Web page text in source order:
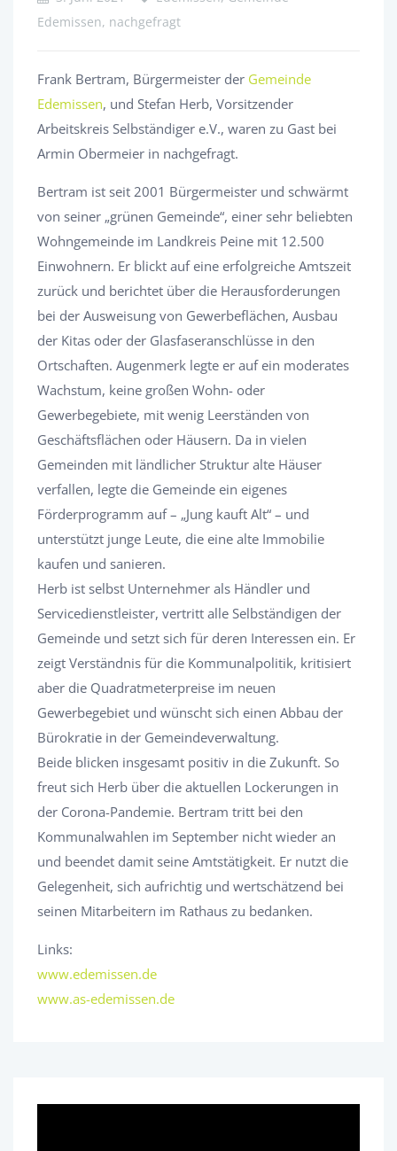
Edemissen, nachgefragt
Frank Bertram, Bürgermeister der Gemeinde
Edemissen, und Stefan Herb, Vorsitzender
Arbeitskreis Selbständiger e.V., waren zu Gast bei
Armin Obermeier in nachgefragt.
Bertram ist seit 2001 Bürgermeister und schwärmt
von seiner „grünen Gemeinde“, einer sehr beliebten
Wohngemeinde im Landkreis Peine mit 12.500
Einwohnern. Er blickt auf eine erfolgreiche Amtszeit
zurück und berichtet über die Herausforderungen
bei der Ausweisung von Gewerbeflächen, Ausbau
der Kitas oder der Glasfaseranschlüsse in den
Ortschaften. Augenmerk legte er auf ein moderates
Wachstum, keine großen Wohn- oder
Gewerbegebiete, mit wenig Leerständen von
Geschäftsflächen oder Häusern. Da in vielen
Gemeinden mit ländlicher Struktur alte Häuser
verfallen, legte die Gemeinde ein eigenes
Förderprogramm auf – „Jung kauft Alt“ – und
unterstützt junge Leute, die eine alte Immobilie
kaufen und sanieren.
Herb ist selbst Unternehmer als Händler und
Servicedienstleister, vertritt alle Selbständigen der
Gemeinde und setzt sich für deren Interessen ein. Er
zeigt Verständnis für die Kommunalpolitik, kritisiert
aber die Quadratmeterpreise im neuen
Gewerbegebiet und wünscht sich einen Abbau der
Bürokratie in der Gemeindeverwaltung.
Beide blicken insgesamt positiv in die Zukunft. So
freut sich Herb über die aktuellen Lockerungen in
der Corona-Pandemie. Bertram tritt bei den
Kommunalwahlen im September nicht wieder an
und beendet damit seine Amtstätigkeit. Er nutzt die
Gelegenheit, sich aufrichtig und wertschätzend bei
seinen Mitarbeitern im Rathaus zu bedanken.
Links:
www.edemissen.de
www.as-edemissen.de